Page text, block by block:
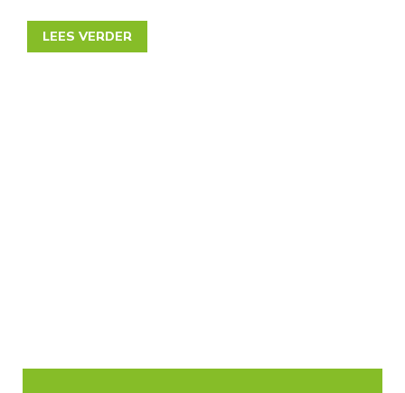
LEES VERDER